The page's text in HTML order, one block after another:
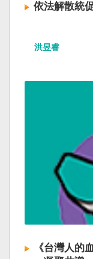
依法解散統
洪昱睿
《台灣人的